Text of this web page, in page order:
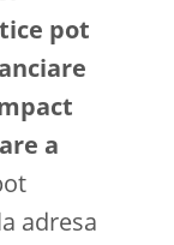
pot
a
adresa